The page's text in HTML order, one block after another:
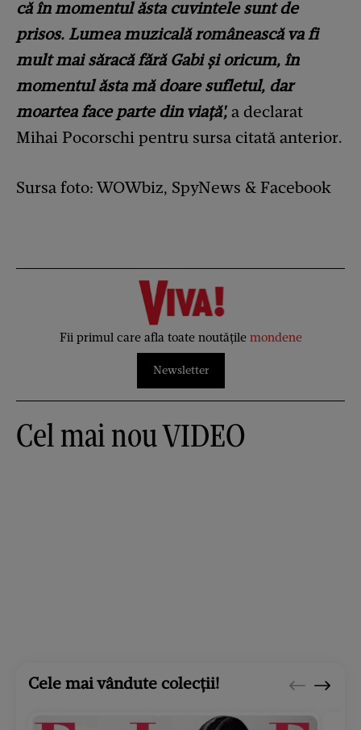
că în momentul ăsta cuvintele sunt de
prisos. Lumea muzicală românească va fi
mult mai săracă fără Gabi și oricum, în
momentul ăsta mă doare sufletul, dar
moartea face parte din viață', a declarat
Mihai Pocorschi pentru sursa citată anterior.
Sursa foto: WOWbiz, SpyNews & Facebook
Fii primul care afla toate noutățile mondene
Newsletter
Cel mai nou VIDEO
Cele mai vândute colecții!